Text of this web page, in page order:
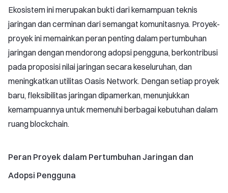
Ekosistem ini merupakan bukti dari kemampuan teknis
jaringan dan cerminan dari semangat komunitasnya. Proyek-
proyek ini memainkan peran penting dalam pertumbuhan
jaringan dengan mendorong adopsi pengguna, berkontribusi
pada proposisi nilai jaringan secara keseluruhan, dan
meningkatkan utilitas Oasis Network. Dengan setiap proyek
baru, fleksibilitas jaringan dipamerkan, menunjukkan
kemampuannya untuk memenuhi berbagai kebutuhan dalam
ruang blockchain.
Peran Proyek dalam Pertumbuhan Jaringan dan
Adopsi Pengguna